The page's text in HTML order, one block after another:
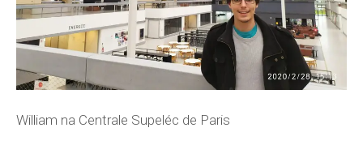
William na Centrale Supeléc de Paris